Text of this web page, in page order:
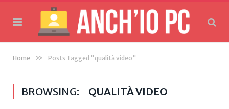
Home » Posts Tagged "qualità video"
BROWSING: QUALITÀ VIDEO